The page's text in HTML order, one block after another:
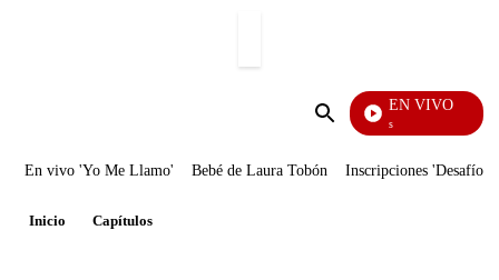
Enviar
EN VIVO
También Caerás
En vivo 'Yo Me Llamo' Bebé de Laura Tobón Inscripciones 'Desafío'
Inicio Capítulos